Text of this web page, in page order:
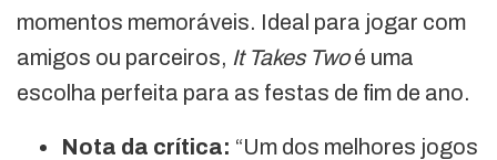
momentos memoráveis. Ideal para jogar com
amigos ou parceiros, It Takes Twoé uma
escolha perfeita para as festas de fim de ano.
Nota da crítica: “Um dos melhores jogos